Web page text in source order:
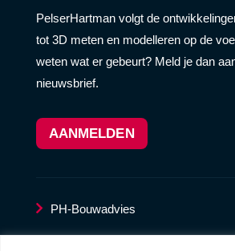
PelserHartman volgt de
tot 3D meten en modelleren op de
weten wat er gebeurt? Meld je dan
nieuwsbrief.
AANMELDEN
PH-Bouwadvies